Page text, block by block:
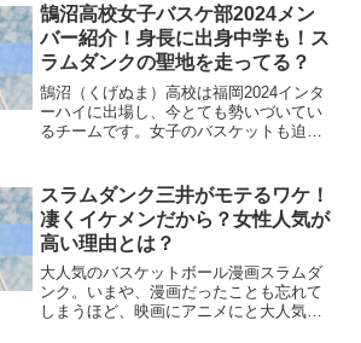
ましたね。湘南テックは本当にリアルス
ラムダンクのモデル...
鵠沼高校女子バスケ部2024メン
バー紹介！身長に出身中学も！ス
ラムダンクの聖地を走ってる？
鵠沼（くげぬま）高校は福岡2024インタ
ーハイに出場し、今とても勢いづいてい
るチームです。女子のバスケットも迫力
つさん。さらに惠悠衣さんら、3年生が活
躍しています。「...
スラムダンク三井がモテるワケ！
凄くイケメンだから？女性人気が
高い理由とは？
大人気のバスケットボール漫画スラムダ
ンク。いまや、漫画だったことも忘れて
しまうほど、映画にアニメにと大人気で